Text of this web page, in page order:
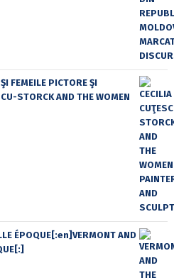
FEMEILE PICTORE ŞI
STORCK AND THE WOMEN
ÉPOQUE[:en]VERMONT AND